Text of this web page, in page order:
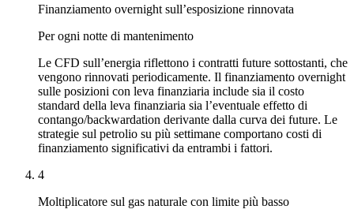
Finanziamento overnight sull’esposizione rinnovata
Per ogni notte di mantenimento
Le CFD sull’energia riflettono i contratti future sottostanti, che
vengono rinnovati periodicamente. Il finanziamento overnight
sulle posizioni con leva finanziaria include sia il costo
standard della leva finanziaria sia l’eventuale effetto di
contango/backwardation derivante dalla curva dei future. Le
strategie sul petrolio su più settimane comportano costi di
finanziamento significativi da entrambi i fattori.
4
Moltiplicatore sul gas naturale con limite più basso